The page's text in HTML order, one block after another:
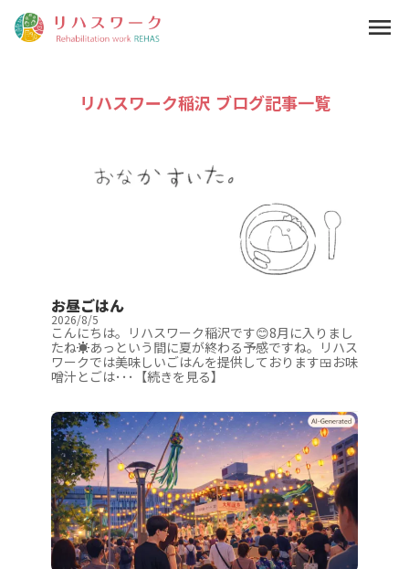
リハスワーク稲沢 ブログ記事一覧
お昼ごはん
2026/8/5
こんにちは。リハスワーク稲沢です😊8月に入りまし
たね☀️あっという間に夏が終わる予感ですね。リハス
ワークでは美味しいごはんを提供しております🍱お味
噌汁とごは･･･【続きを見る】
menu